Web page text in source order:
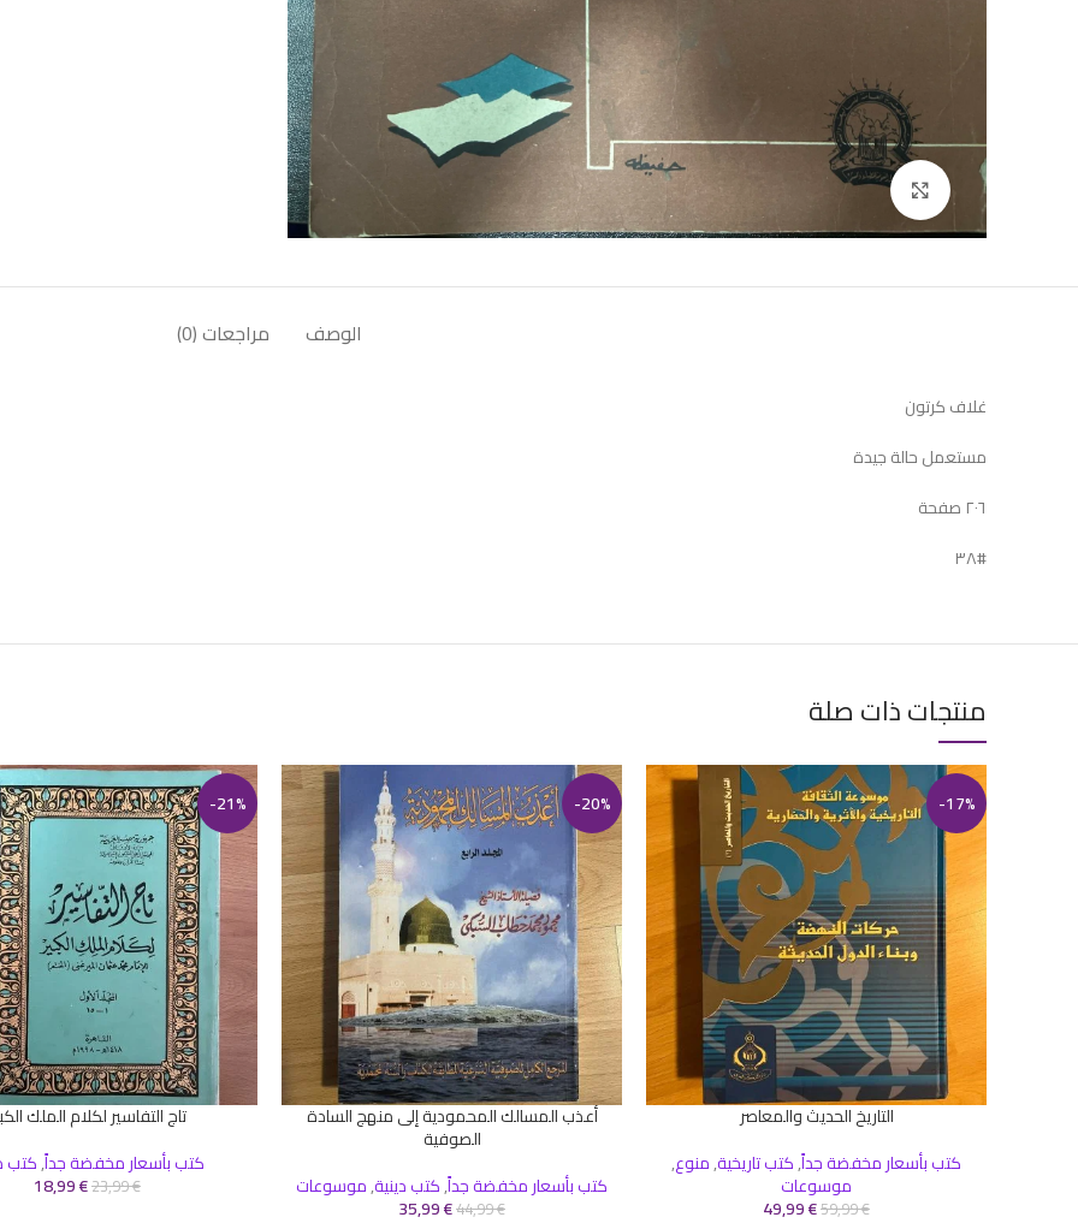
Click to enlarge
الوصف مراجعات (0)
غلاف كرتون
مستعمل حالة جيدة
٢٠٦ صفحة
#٣٨
منتجات ذات صلة
-17%
إضافة إلى السلةالتاريخ الحديث والمعاصر
كتب بأسعار مخفضة جداً,كتب تاريخية,منوع,
موسوعات
59,99€
49,99€
-20%
إضافة إلى السلة
أعذب المسالك المحمودية إلى منهج السادة
الصوفية
كتب بأسعار مخفضة جداً,كتب دينية,موسوعات
44,99€
35,99€
-21%
إضافة إلى السلةتاج التفاسير لكلام الملك
كتب بأسعار مخفضة جداً,كتب
23,99€
18,99€